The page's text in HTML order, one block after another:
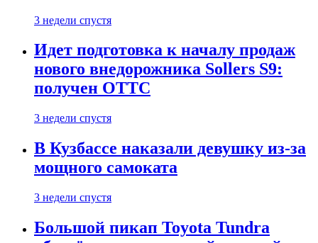
3 недели спустя
Идет подготовка к началу продаж
нового внедорожника Sollers S9:
получен ОТТС
3 недели спустя
В Кузбассе наказали девушку из-за
мощного самоката
3 недели спустя
Большой пикап Toyota Tundra